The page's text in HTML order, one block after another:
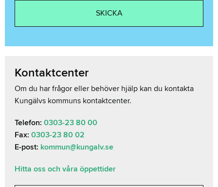
Kontaktcenter
Om du har frågor eller behöver hjälp kan du kontakta
Kungälvs kommuns kontaktcenter.
Telefon: 0303-23 80 00
Fax: 0303-23 80 02
E-post: kommun@kungalv.se
Hitta oss och våra öppettider